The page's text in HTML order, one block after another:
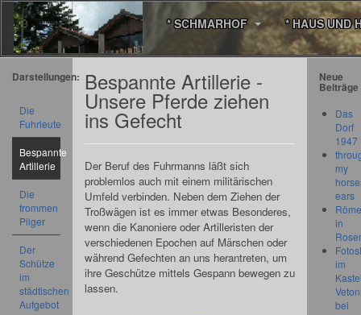
* SCHMARHOF * HAUS UND
Bespannte Artillerie -
Unsere Pferde ziehen
ins Gefecht
Der Beruf des Fuhrmanns läßt sich
problemlos auch mit einem militärischen
Umfeld verbinden. Neben dem Ziehen der
Troßwägen ist es immer etwas Besonderes,
wenn die Kanoniere oder Artilleristen der
verschiedenen Epochen auf Märschen oder
während Gefechten an uns herantreten, um
ihre Geschütze mittels Gespann bewegen zu
lassen.
Darstellungen:
Die
Fuhrleute
Bespannte
Artillerie
Die
frommen
Pilger
Der
Schütze
im
städtischen
Aufgebot
Neue
Beiträge
Das
Dorf
1947
my
ears
in
im
bei